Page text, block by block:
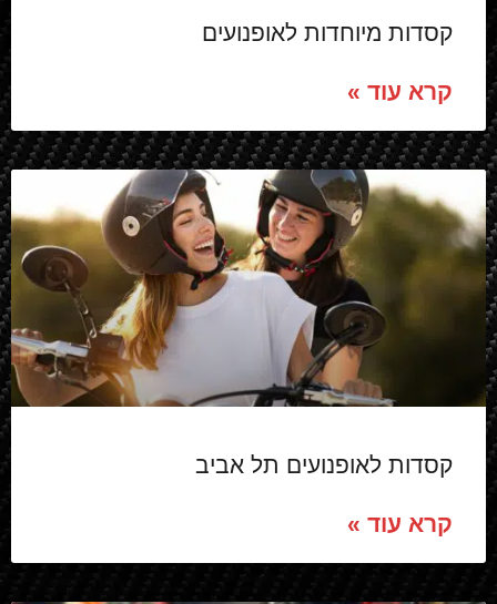
קסדות מיוחדות לאופנועים
קרא עוד »
קסדות לאופנועים תל אביב
קרא עוד »